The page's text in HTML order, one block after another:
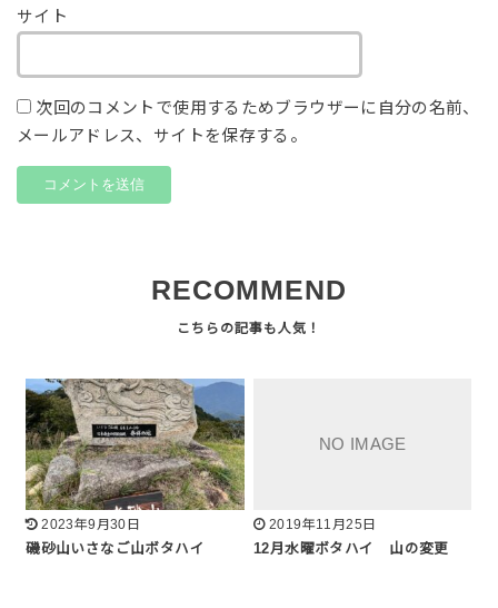
サイト
次回のコメントで使用するためブラウザーに自分の名前、
メールアドレス、サイトを保存する。
RECOMMEND
2023年9月30日
磯砂山いさなご山ボタハイ
2019年11月25日
12月水曜ボタハイ 山の変更